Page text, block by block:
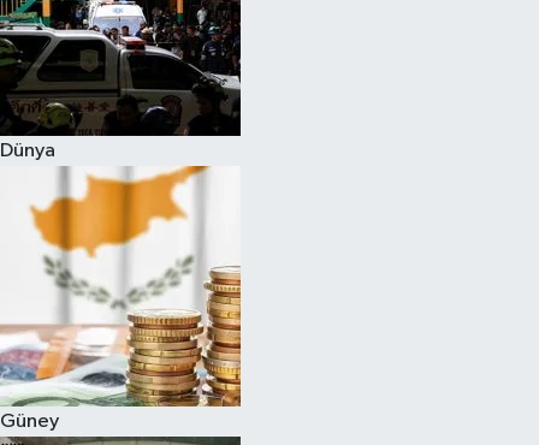
Dünya
Güney